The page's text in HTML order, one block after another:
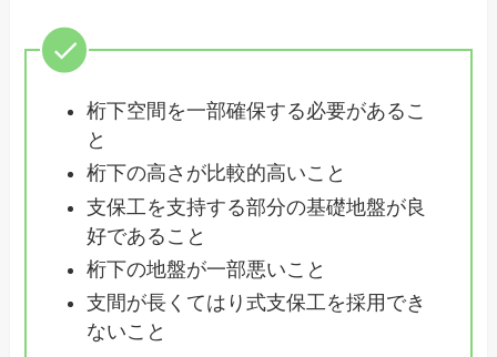
桁下空間を一部確保する必要があるこ
と
桁下の高さが比較的高いこと
支保工を支持する部分の基礎地盤が良
好であること
桁下の地盤が一部悪いこと
支間が長くてはり式支保工を採用でき
ないこと